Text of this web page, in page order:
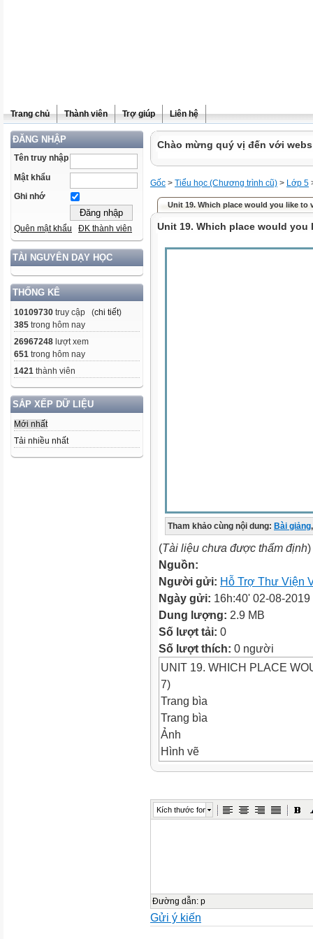
Trang chủ Thành viên Trợ giúp Liên hệ
ĐĂNG NHẬP
Tên truy nhập
Mật khẩu
Ghi nhớ
Quên mật khẩu ĐK thành viên
TÀI NGUYÊN DẠY HỌC
THỐNG KÊ
10109730 truy cập (chi tiết)
385 trong hôm nay
26967248 lượt xem
651 trong hôm nay
1421 thành viên
SẮP XẾP DỮ LIỆU
Mới nhất
Tải nhiều nhất
Chào mừng quý vị đến với
Gốc > Tiểu học (Chương trình cũ) > Lớp 5
Unit 19. Which place would you like to
Unit 19. Which place would you
Tham khảo cùng nội dung: Bài giảng,
(Tài liệu chưa được thẩm định)
Nguồn:
Người gửi: Hỗ Trợ Thư Viện
Ngày gửi: 16h:40' 02-08-2019
Dung lượng: 2.9 MB
Số lượt tải: 0
Số lượt thích: 0 người
UNIT 19. WHICH PLACE
7)
Trang bìa
Trang bìa
Ảnh
Hình vẽ
LESSON 3 (1 - 7)
WARM-UP
related to the topics Places
questions and answers
Kích thước font
Đường dẫn: p
Gửi ý kiến